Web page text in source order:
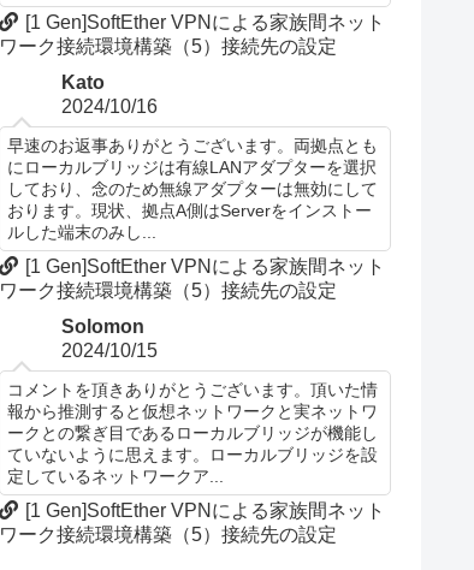
[1 Gen]SoftEther VPNによる家族間ネット
ワーク接続環境構築（5）接続先の設定
Kato
2024/10/16
早速のお返事ありがとうございます。両拠点とも
にローカルブリッジは有線LANアダプターを選択
しており、念のため無線アダプターは無効にして
おります。現状、拠点A側はServerをインストー
ルした端末のみし...
[1 Gen]SoftEther VPNによる家族間ネット
ワーク接続環境構築（5）接続先の設定
Solomon
2024/10/15
コメントを頂きありがとうございます。頂いた情
報から推測すると仮想ネットワークと実ネットワ
ークとの繋ぎ目であるローカルブリッジが機能し
ていないように思えます。ローカルブリッジを設
定しているネットワークア...
[1 Gen]SoftEther VPNによる家族間ネット
ワーク接続環境構築（5）接続先の設定